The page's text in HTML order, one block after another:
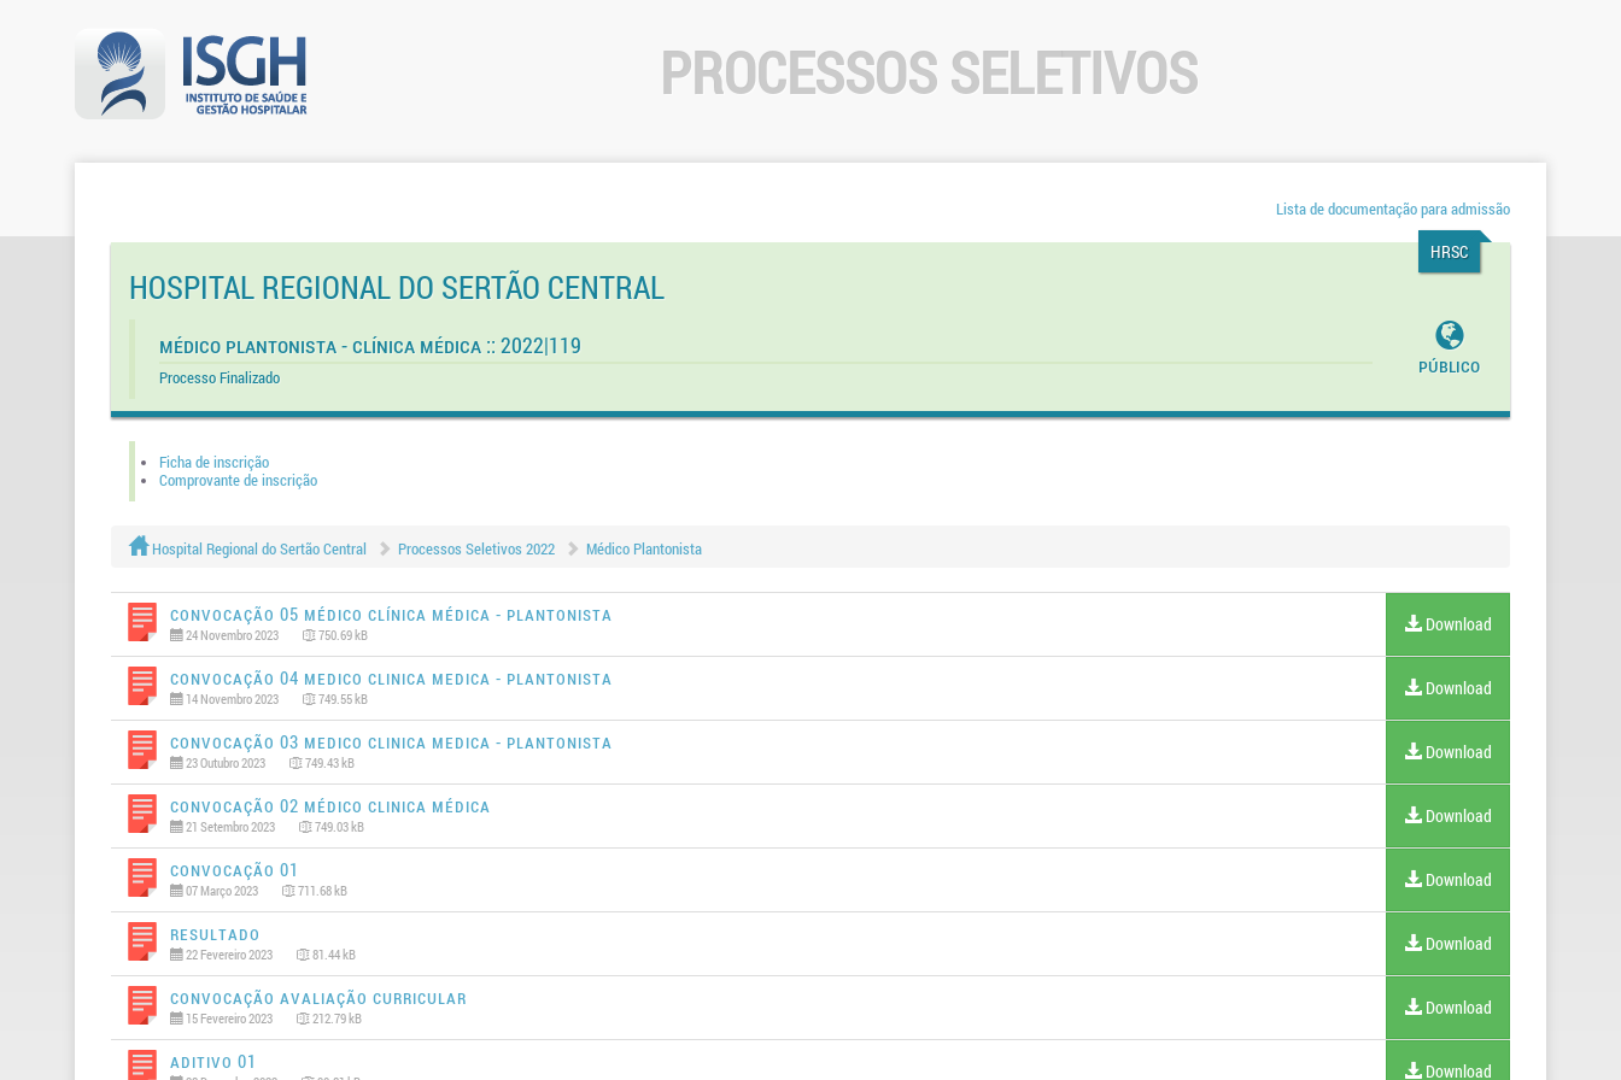
PROCESSOS SELETIVOS
Lista de documentação para admissão
HOSPITAL REGIONAL DO SERTÃO CENTRAL
Médico Plantonista - Clínica Médica :: 2022|119
Processo Finalizado Público
HRSC
Ficha de inscrição
Comprovante de inscrição
Hospital Regional do Sertão Central Processos Seletivos 2022 Médico Plantonista
Convocação 05 MÉDICO CLÍNICA MÉDICA - PLANTONISTA
24 Novembro 2023 750.69 kB Download
Convocação 04 MEDICO CLINICA MEDICA - PLANTONISTA
14 Novembro 2023 749.55 kB Download
Convocação 03 MEDICO CLINICA MEDICA - PLANTONISTA
23 Outubro 2023 749.43 kB Download
Convocação 02 MÉDICO CLINICA MÉDICA
21 Setembro 2023 749.03 kB Download
Convocação 01
07 Março 2023 711.68 kB Download
Resultado
22 Fevereiro 2023 81.44 kB Download
Convocação Avaliação Curricular
15 Fevereiro 2023 212.79 kB Download
Aditivo 01 Download